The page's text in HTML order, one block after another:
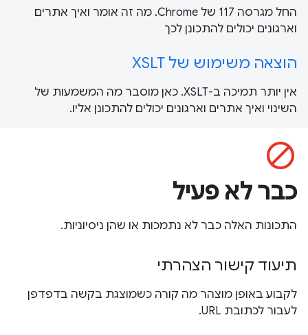
החל מגרסה 117 של Chrome. מה זה אומר ואיך אתרים
וארגונים יכולים להתכונן לכך
הוצאה משימוש של XSLT
אין יותר תמיכה ב-XSLT. כאן מוסבר מה המשמעות של
השינוי ואיך אתרים וארגונים יכולים להתכונן אליו.
block
כבר לא פעיל
התכונות האלה כבר לא נתמכות או שהן ניסיוניות.
תיעוד קישור הצהרתי
לקבוע באופן מוצהר מה קורה כשמוצגת בקשה בדפדפן
לעבור לכתובת URL.